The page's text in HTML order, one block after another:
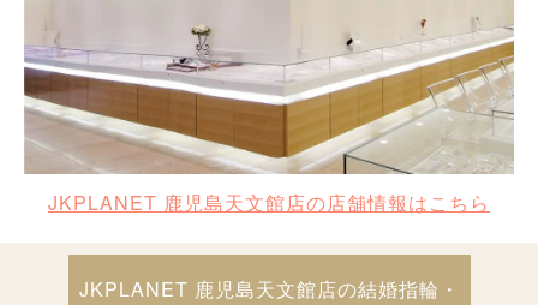
JKPLANET 鹿児島天文館店の店舗情報はこちら
JKPLANET 鹿児島天文館店の結婚指輪・